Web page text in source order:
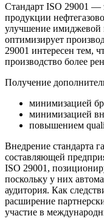
Стандарт ISO 29001 —
продукции
улучшение имиджевой
оптимизирует
29001 интересен тем,
производство более
Получение
минимизацией
минимизацией
повышением
Внедрение стандарта
составляющей
ISO 29001,
поскольку у них
аудитория. Как
расширение
участие в